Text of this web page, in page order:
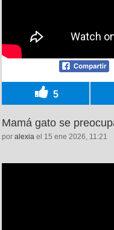
5
Mamá gato se
por alexia el 15 ene 2026, 11:21